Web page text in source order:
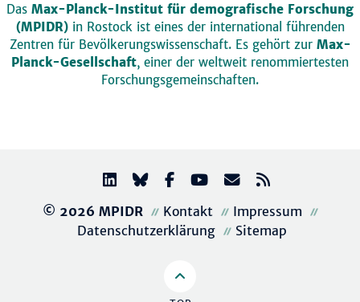
Das Max-Planck-Institut für demografische Forschung
(MPIDR)in Rostock ist eines der international führenden
Zentren für Bevölkerungswissenschaft. Es gehört zur Max-
Planck-Gesellschaft, einer der weltweit renommiertesten
Forschungsgemeinschaften.
© 2026 MPIDR Kontakt
Impressum
Datenschutzerklärung
Sitemap